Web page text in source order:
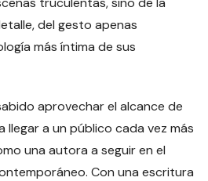
del gesto apenas
más íntima de sus
aprovechar el alcance de
a un público cada vez más
una autora a seguir en el
Con una escritura